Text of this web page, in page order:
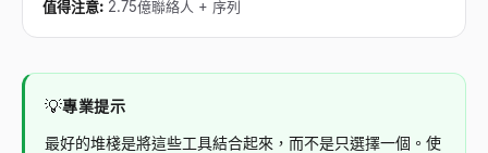
值得注意: 2.75億聯絡人 + 序列
💡專業提示
最好的堆棧是將這些工具結合起來，而不是只選擇一個。使